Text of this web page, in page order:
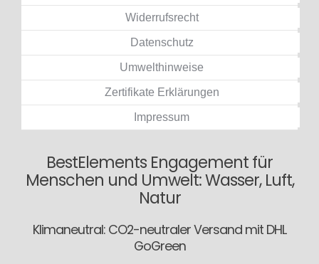
Widerrufsrecht
Datenschutz
Umwelthinweise
Zertifikate Erklärungen
Impressum
BestElements Engagement für
Menschen und Umwelt: Wasser, Luft,
Natur
Klimaneutral: CO2-neutraler Versand mit DHL
GoGreen